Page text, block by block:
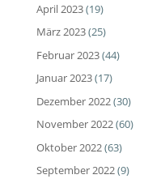
April 2023(19)
März 2023(25)
Februar 2023(44)
Januar 2023(17)
Dezember 2022(30)
November 2022(60)
Oktober 2022(63)
September 2022(9)